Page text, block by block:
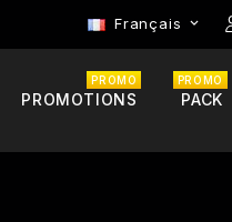
Français 
PROMOTIONS
PROMO
PACK
PROMO